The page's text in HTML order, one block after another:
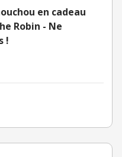
en cadeau
Robin - Ne
!